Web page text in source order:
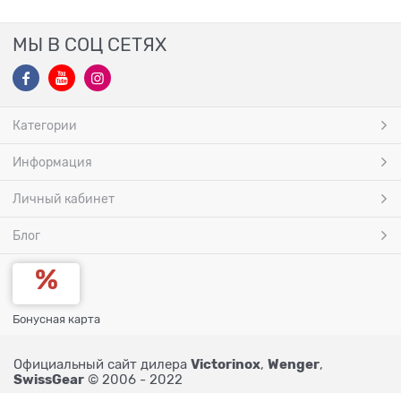
МЫ В СОЦ СЕТЯХ
Категории
Информация
Личный кабинет
Блог
Бонусная карта
Официальный сайт дилера Victorinox, Wenger,
SwissGear © 2006 - 2022